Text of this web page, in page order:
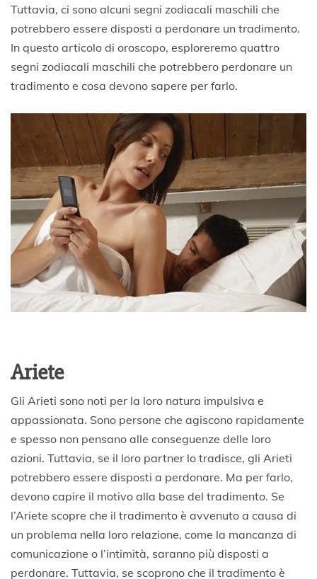
Tuttavia, ci sono alcuni segni zodiacali maschili che
potrebbero essere disposti a perdonare un tradimento.
In questo articolo di oroscopo, esploreremo quattro
segni zodiacali maschili che potrebbero perdonare un
tradimento e cosa devono sapere per farlo.
Ariete
Gli Arieti sono noti per la loro natura impulsiva e
appassionata. Sono persone che agiscono rapidamente
e spesso non pensano alle conseguenze delle loro
azioni. Tuttavia, se il loro partner lo tradisce, gli Arieti
potrebbero essere disposti a perdonare. Ma per farlo,
devono capire il motivo alla base del tradimento. Se
l’Ariete scopre che il tradimento è avvenuto a causa di
un problema nella loro relazione, come la mancanza di
comunicazione o l’intimità, saranno più disposti a
perdonare. Tuttavia, se scoprono che il tradimento è